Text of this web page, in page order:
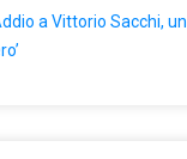
a Vittorio Sacchi, un